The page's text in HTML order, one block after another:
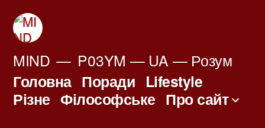
Перейти
до
вмісту
MIND P03YM — UA — Розум
Головна Поради Lifestyle
Різне Філософське Про сайт